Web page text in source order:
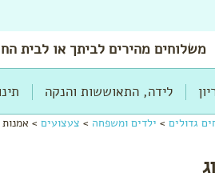
משלוחים מהירים לביתך או לבית
לידה, התאוששות והנקה
גדולים > ילדים ומשפחה > צעצועים >